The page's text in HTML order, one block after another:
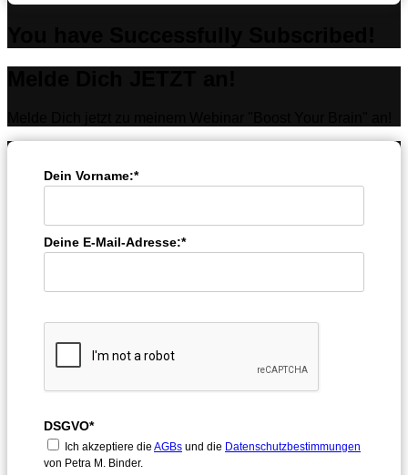
Dein Vorname:*
Deine E-Mail-Adresse:*
DSGVO*
Ich akzeptiere die AGBs und die Datenschutzbestimmungen
von Petra M. Binder.